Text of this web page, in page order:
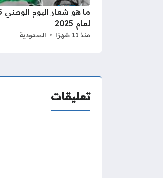
لعام 2025
منذ 11 شهرًا السعودية
تعليقات